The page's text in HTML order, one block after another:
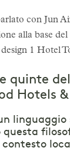
con Jun
alla base
1 Hotel
quinte
Hotels &
contesto